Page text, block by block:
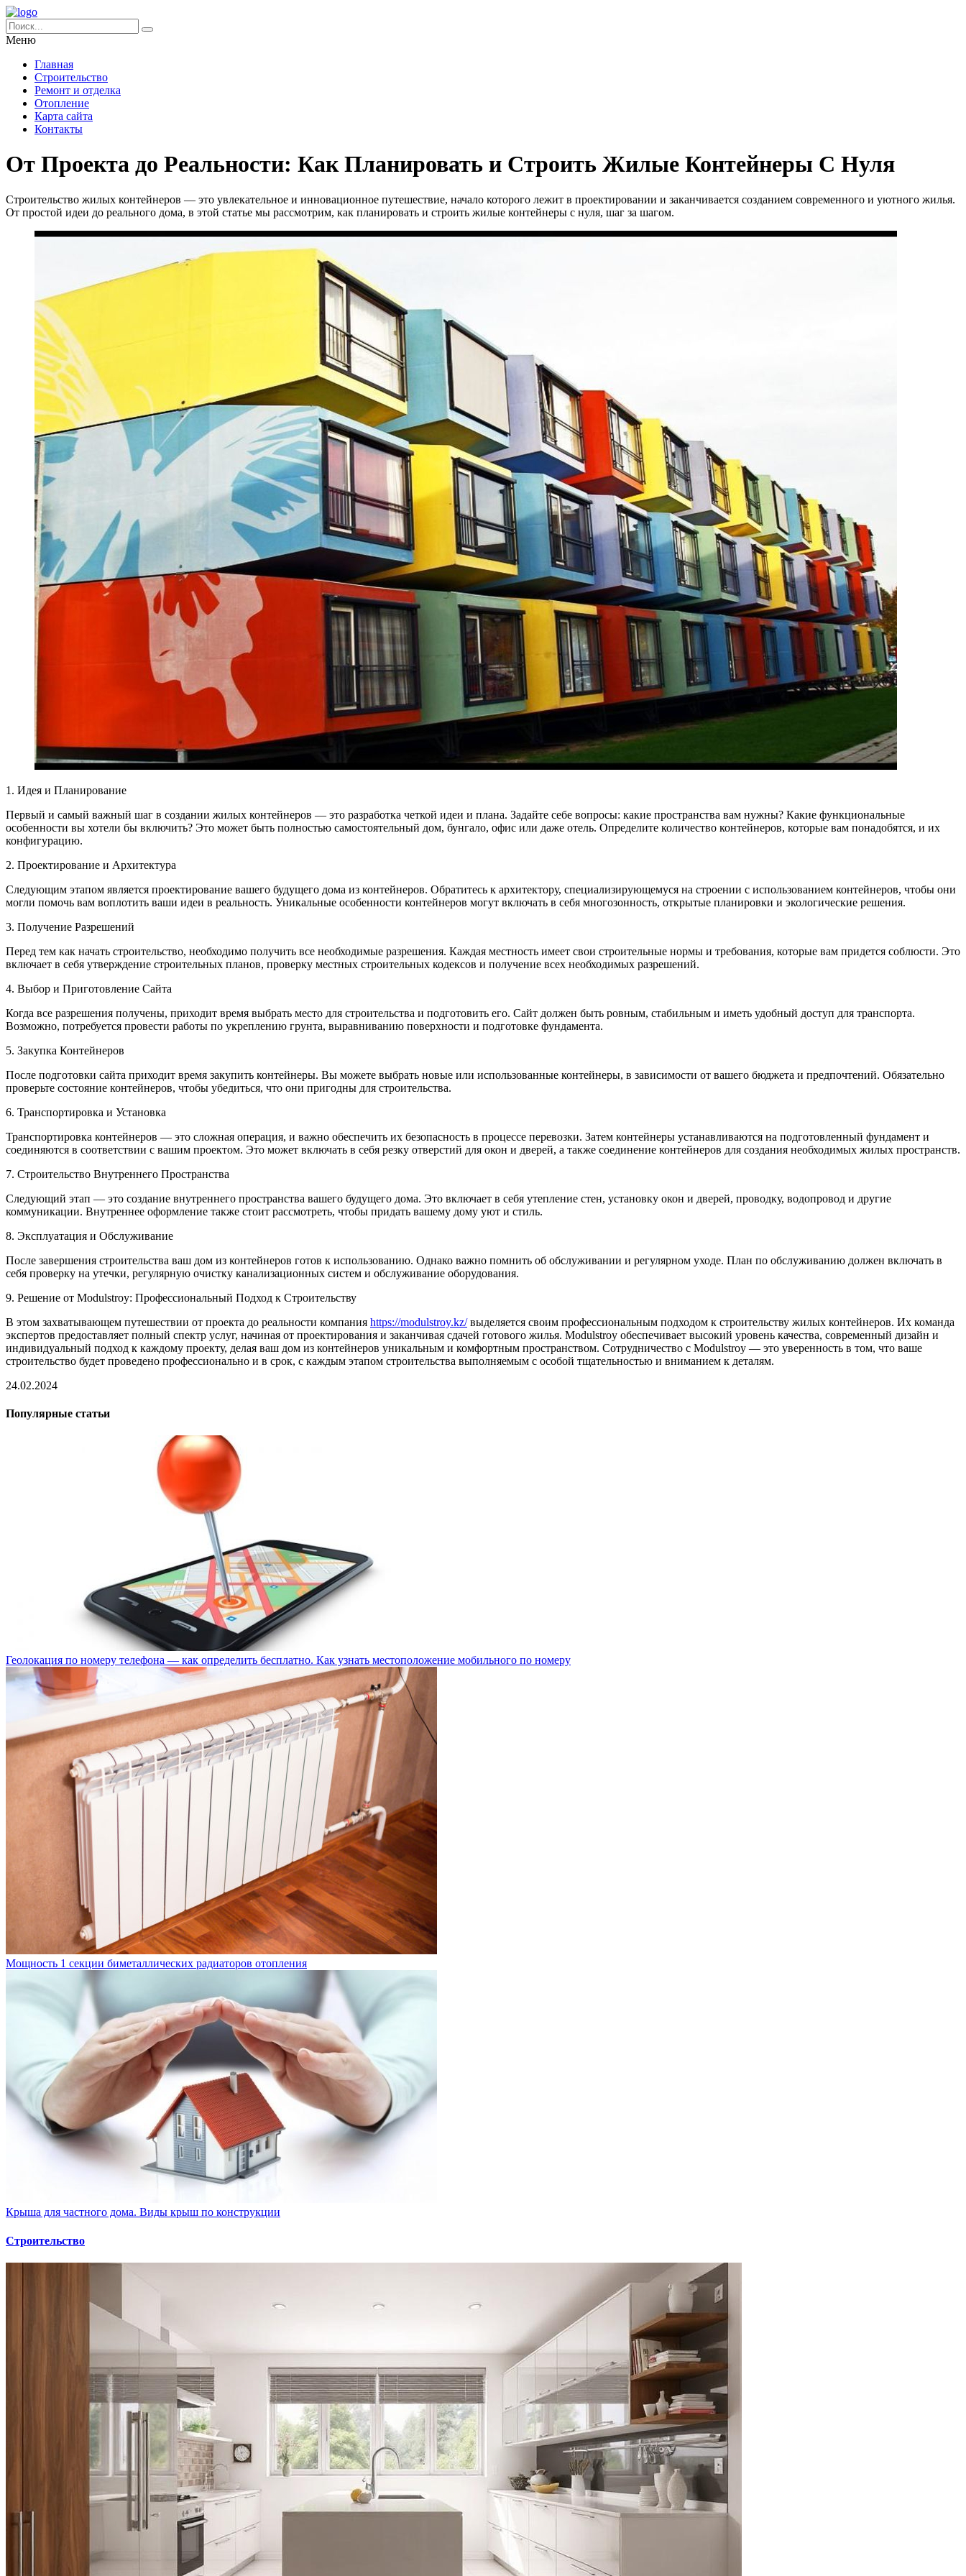
Меню
Главная
Строительство
Ремонт и отделка
Отопление
Карта сайта
Контакты
От Проекта до Реальности: Как Планировать и Строить Жилые Контейнеры С Нуля
Строительство жилых контейнеров — это увлекательное и инновационное путешествие, начало которого лежит в проектировании и заканчивается созданием современного и уютного жилья.
От простой идеи до реального дома, в этой статье мы рассмотрим, как планировать и строить жилые контейнеры с нуля, шаг за шагом.
1. Идея и Планирование
Первый и самый важный шаг в создании жилых контейнеров — это разработка четкой идеи и плана. Задайте себе вопросы: какие пространства вам нужны? Какие функциональные
особенности вы хотели бы включить? Это может быть полностью самостоятельный дом, бунгало, офис или даже отель. Определите количество контейнеров, которые вам понадобятся, и их
конфигурацию.
2. Проектирование и Архитектура
Следующим этапом является проектирование вашего будущего дома из контейнеров. Обратитесь к архитектору, специализирующемуся на строении с использованием контейнеров, чтобы они
могли помочь вам воплотить ваши идеи в реальность. Уникальные особенности контейнеров могут включать в себя многозонность, открытые планировки и экологические решения.
3. Получение Разрешений
Перед тем как начать строительство, необходимо получить все необходимые разрешения. Каждая местность имеет свои строительные нормы и требования, которые вам придется соблюсти. Это
включает в себя утверждение строительных планов, проверку местных строительных кодексов и получение всех необходимых разрешений.
4. Выбор и Приготовление Сайта
Когда все разрешения получены, приходит время выбрать место для строительства и подготовить его. Сайт должен быть ровным, стабильным и иметь удобный доступ для транспорта.
Возможно, потребуется провести работы по укреплению грунта, выравниванию поверхности и подготовке фундамента.
5. Закупка Контейнеров
После подготовки сайта приходит время закупить контейнеры. Вы можете выбрать новые или использованные контейнеры, в зависимости от вашего бюджета и предпочтений. Обязательно
проверьте состояние контейнеров, чтобы убедиться, что они пригодны для строительства.
6. Транспортировка и Установка
Транспортировка контейнеров — это сложная операция, и важно обеспечить их безопасность в процессе перевозки. Затем контейнеры устанавливаются на подготовленный фундамент и
соединяются в соответствии с вашим проектом. Это может включать в себя резку отверстий для окон и дверей, а также соединение контейнеров для создания необходимых жилых пространств.
7. Строительство Внутреннего Пространства
Следующий этап — это создание внутреннего пространства вашего будущего дома. Это включает в себя утепление стен, установку окон и дверей, проводку, водопровод и другие
коммуникации. Внутреннее оформление также стоит рассмотреть, чтобы придать вашему дому уют и стиль.
8. Эксплуатация и Обслуживание
После завершения строительства ваш дом из контейнеров готов к использованию. Однако важно помнить об обслуживании и регулярном уходе. План по обслуживанию должен включать в
себя проверку на утечки, регулярную очистку канализационных систем и обслуживание оборудования.
9. Решение от Modulstroy: Профессиональный Подход к Строительству
В этом захватывающем путешествии от проекта до реальности компания https://modulstroy.kz/выделяется своим профессиональным подходом к строительству жилых контейнеров. Их команда
экспертов предоставляет полный спектр услуг, начиная от проектирования и заканчивая сдачей готового жилья. Modulstroy обеспечивает высокий уровень качества, современный дизайн и
индивидуальный подход к каждому проекту, делая ваш дом из контейнеров уникальным и комфортным пространством. Сотрудничество с Modulstroy — это уверенность в том, что ваше
строительство будет проведено профессионально и в срок, с каждым этапом строительства выполняемым с особой тщательностью и вниманием к деталям.
24.02.2024
Популярные статьи
Геолокация по номеру телефона — как определить бесплатно. Как узнать местоположение мобильного по номеру
Мощность 1 секции биметаллических радиаторов отопления
Крыша для частного дома. Виды крыш по конструкции
Строительство